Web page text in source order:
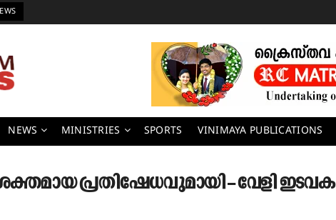
NEWS MINISTRIES SPORTS VINIMAYA PUBLICATIONS
പ്രതിഷേധവുമായി – വേളി ഇടവക